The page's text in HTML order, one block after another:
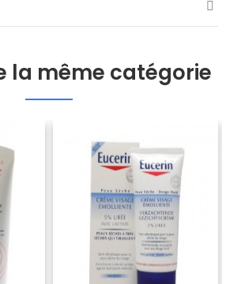
la même catégorie